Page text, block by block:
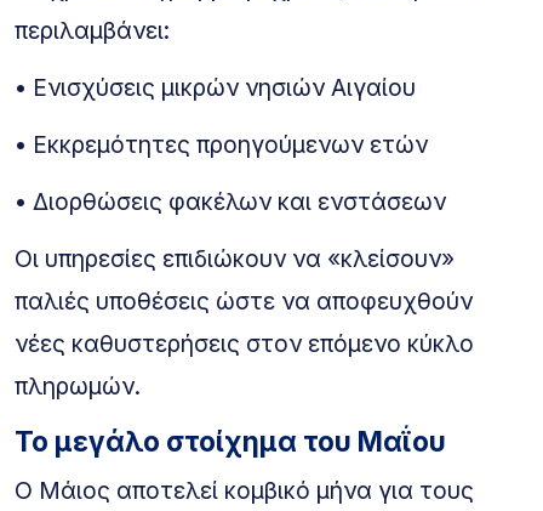
περιλαμβάνει:
• Ενισχύσεις μικρών νησιών Αιγαίου
• Εκκρεμότητες προηγούμενων ετών
• Διορθώσεις φακέλων και ενστάσεων
Οι υπηρεσίες επιδιώκουν να «κλείσουν»
παλιές υποθέσεις ώστε να αποφευχθούν
νέες καθυστερήσεις στον επόμενο κύκλο
πληρωμών.
Το μεγάλο στοίχημα του Μαΐου
Ο Μάιος αποτελεί κομβικό μήνα για τους